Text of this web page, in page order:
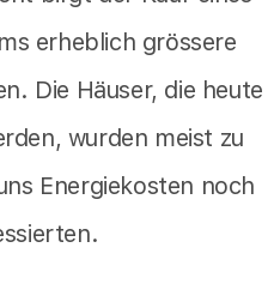
erheblich grössere
Die Häuser, die heute
wurden meist zu
Energiekosten noch